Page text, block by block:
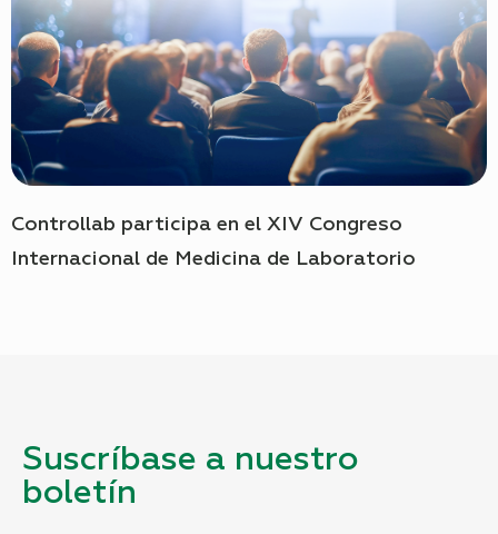
Controllab participa en el XIV Congreso
Internacional de Medicina de Laboratorio
Suscríbase a nuestro
boletín